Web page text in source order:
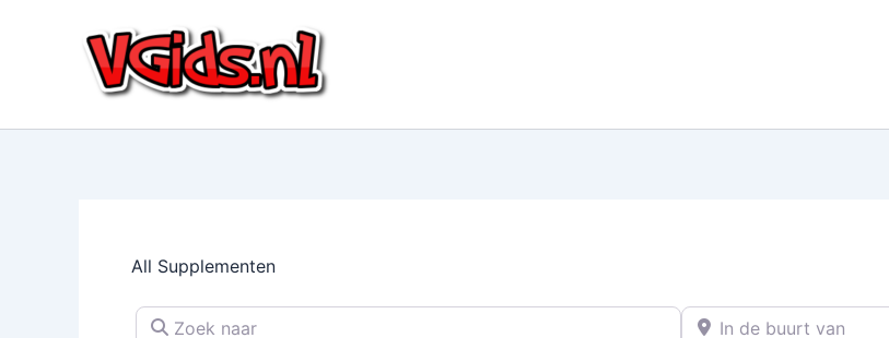
All Supplementen
Zoek naar In de buurt van